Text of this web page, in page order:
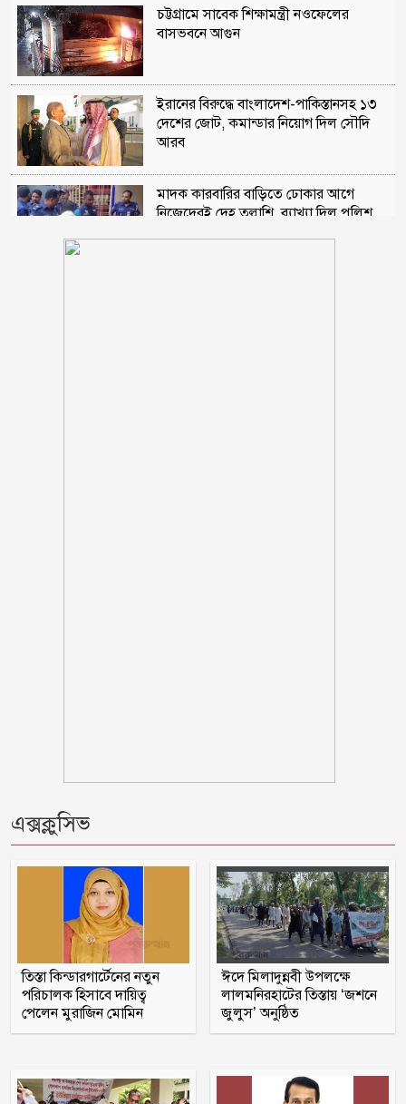
চট্টগ্রামে সাবেক শিক্ষামন্ত্রী নওফেলের
বাসভবনে আগুন
ইরানের বিরুদ্ধে বাংলাদেশ-পাকিস্তানসহ ১৩
দেশের জোট, কমান্ডার নিয়োগ দিল সৌদি
আরব
মাদক কারবারির বাড়িতে ঢোকার আগে
নিজেদেরই দেহ তল্লাশি, ব্যাখ্যা দিল পুলিশ
ছাত্রীকে কুপ্রস্তাব দেওয়ার অভিযোগে শিক্ষকের
বিরুদ্ধে ইউএনও বরাবর লিখিত অভিযোগ
রাণীনগরে ভ্রাম্যমান আদালতে ২জনের
কারাদন্ড
মানববন্ধন
এক্সক্লুসিভ
তিস্তা কিন্ডারগার্টেনের নতুন
পরিচালক হিসাবে দায়িত্ব
পেলেন মুরাজিন মোমিন
ঈদে মিলাদুন্নবী উপলক্ষে
লালমনিরহাটের তিস্তায় ‘জশনে
জুলুস’ অনুষ্ঠিত